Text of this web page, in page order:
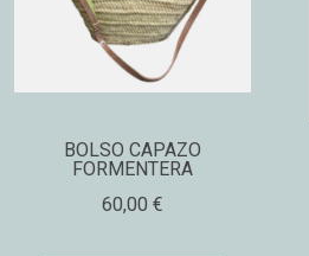
BOLSO CAPAZO
FORMENTERA
60,00 €